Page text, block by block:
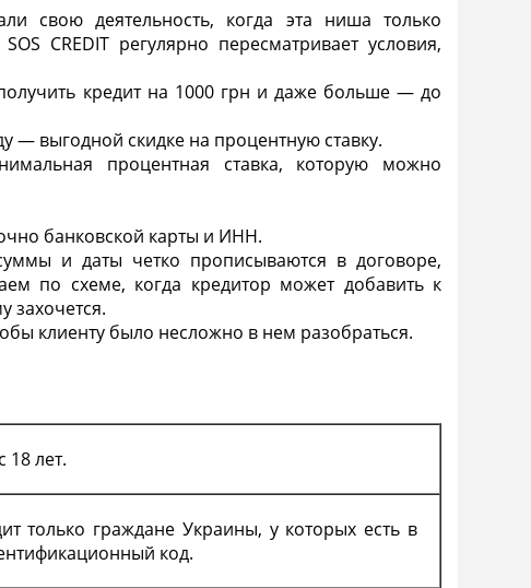
свою деятельность, когда эта ниша только
CREDIT регулярно пересматривает условия,
кредит на 1000 грн и даже больше — до
— выгодной скидке на процентную ставку.
процентная ставка, которую можно
банковской карты и ИНН.
и даты четко прописываются в договоре,
по схеме, когда кредитор может добавить к
захочется.
клиенту было несложно в нем разобраться.
18 лет.
только граждане Украины, у которых есть в
код.